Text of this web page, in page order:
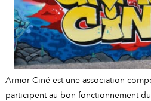
Armor Ciné est une association
participent au bon fonctionnement du